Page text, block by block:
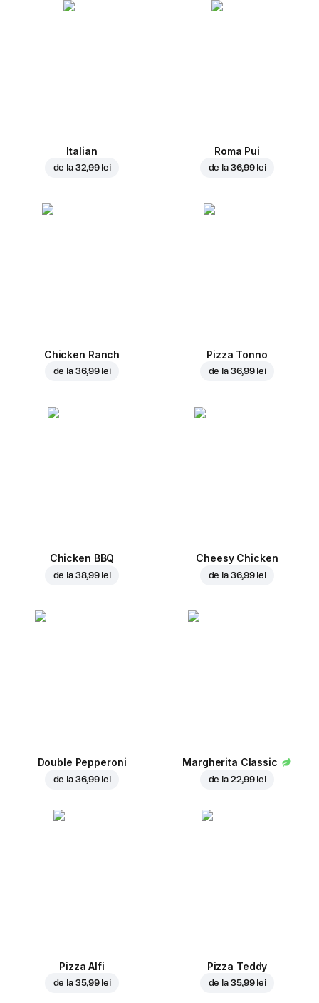
Italian
de la 32,99 lei
Roma Pui
de la 36,99 lei
Chicken Ranch
de la 36,99 lei
Pizza Tonno
de la 36,99 lei
Chicken BBQ
de la 38,99 lei
Cheesy Chicken
de la 36,99 lei
Double Pepperoni
de la 36,99 lei
Margherita Classic
de la 22,99 lei
Pizza Alfi
de la 35,99 lei
Pizza Teddy
de la 35,99 lei